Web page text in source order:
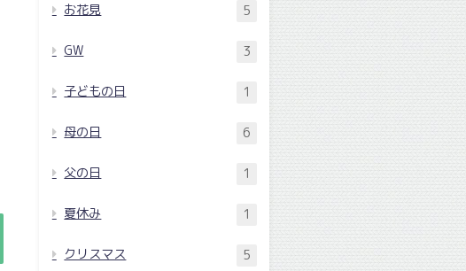
お花見 5
GW 3
子どもの日 1
母の日 6
父の日 1
夏休み 1
クリスマス 5